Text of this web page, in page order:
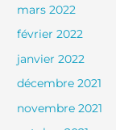
mars 2022
février 2022
janvier 2022
décembre 2021
novembre 2021